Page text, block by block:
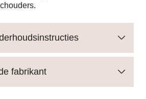
fabrikant